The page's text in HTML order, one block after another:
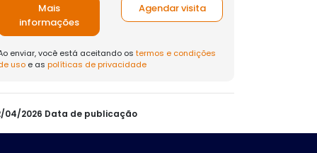
Mais
informações
Agendar visita
enviar, você está aceitando os termos e condições
uso e as políticas de privacidade
04/2026 Data de publicação